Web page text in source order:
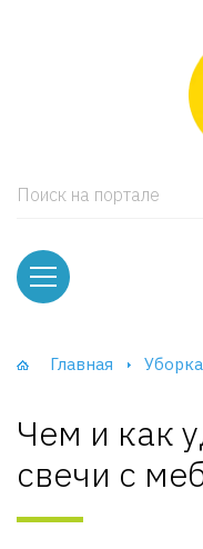
Поиск на портале
Главная Уборка
Чем и как
свечи с
и тумбы